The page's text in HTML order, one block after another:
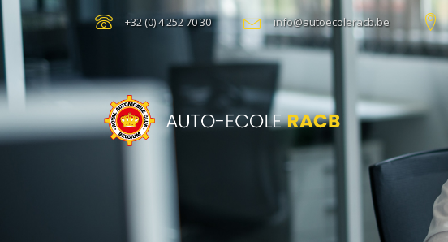
+32 (0) 4 252 70 30 info@autoecoleracb.be